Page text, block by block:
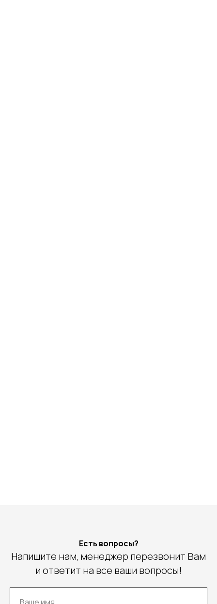
Есть вопросы?
Напишите нам, менеджер перезвонит Вам
и ответит на все ваши вопросы!